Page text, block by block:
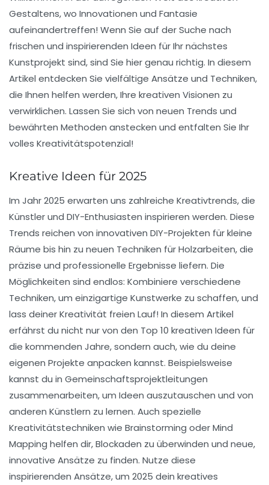
Gestaltens, wo Innovationen und Fantasie
aufeinandertreffen! Wenn Sie auf der Suche nach
frischen und inspirierenden Ideen für Ihr nächstes
Kunstprojekt sind, sind Sie hier genau richtig. In diesem
Artikel entdecken Sie vielfältige Ansätze und Techniken,
die Ihnen helfen werden, Ihre kreativen Visionen zu
verwirklichen. Lassen Sie sich von neuen Trends und
bewährten Methoden anstecken und entfalten Sie Ihr
volles Kreativitätspotenzial!
Kreative Ideen für 2025
Im Jahr 2025 erwarten uns zahlreiche Kreativtrends, die
Künstler und DIY-Enthusiasten inspirieren werden. Diese
Trends reichen von innovativen DIY-Projekten für kleine
Räume bis hin zu neuen Techniken fürHolzarbeiten, die
präzise und professionelle Ergebnisse liefern. Die
Möglichkeiten sind endlos: Kombiniere verschiedene
Techniken, um einzigartige Kunstwerke zu schaffen, und
lass deinerKreativität freien Lauf! In diesem Artikel
erfährst du nicht nur von den Top 10 kreativen Ideen für
die kommenden Jahre, sondern auch, wie du deine
eigenen Projekte anpacken kannst. Beispielsweise
kannst du in Gemeinschaftsprojektleitungen
zusammenarbeiten, um Ideen auszutauschen und von
anderen Künstlern zu lernen. Auch spezielle
Kreativitätstechniken wie Brainstorming oder Mind
Mapping helfen dir, Blockaden zu überwinden und neue,
innovative Ansätze zu finden. Nutze diese
inspirierenden Ansätze, um 2025 dein kreatives